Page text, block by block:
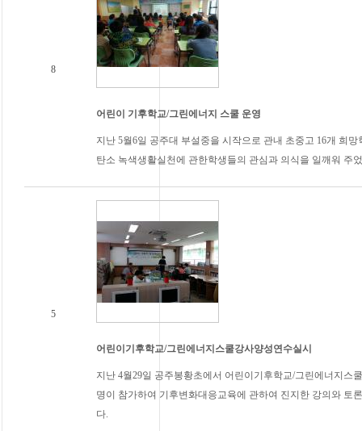
8
어린이 기후학교/그린에너지 스쿨 운영
지난 5월6일 공주대 부설중을 시작으로 관내 초중고 16개 희
탄소 녹색생활실천에 관한학생들의 관심과 의식을 일깨워 주
5
어린이기후학교/그린에너지스쿨강사양성연수실시
지난 4월29일 공주봉황초에서 어린이기후학교/그린에너지스
명이 참가하여 기후변화대응교육에 관하여 진지한 강의와 토
다.